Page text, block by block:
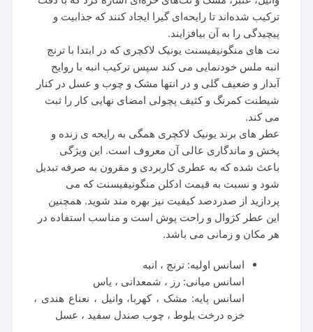
ترکیب شده‌اند تا رایحه‌ای گیرا ایجاد کنند که جذابیت و
پیچیدگی را به آن بیافزایند.
نت های منگونیفیسنت یونیک لاکچری که در ابتدا با ترنج
انبه ملس خودنمایی می کند سپس ترکیب انبه با روایح
آبدار و ضعیف گلی و در انتها مشک و چوب و عسل در کنار
شیطنت کمرنگ و کثیف پچولی امضای نهایی کار را ثبت
می کند.
عطر های برند یونیک لاکچری همگی به رایحه ی زنده و
پخش و ماندگاری عالی آن معروف است. این ویژگی
باعث شده که به عطری کاربردی و مقرون به صرفه تبدیل
شود و نسبت به قیمت ادکلن منگونیفیسنت که می
پردازید از صدردصد کیفیت نیز بهره مند شوید. همچنین
این عطر کژوال و راحت پوش است و مناسب استفاده در
هر مکان و زمانی می باشد.
اسانس اولیه: ترنج ، انبه
اسانس میانی: رز ، شمعدانی ، یاس
اسانس پایه: مشک ، کهربا، وانیل ، نعناع هندی ،
خزه درخت بلوط ، چوب صندل سفید ، عسل